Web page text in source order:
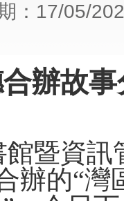
：17/05/
辦故
暨資訊
辦的“灣